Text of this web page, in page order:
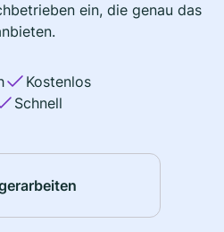
ein, die genau das
Kostenlos
Schnell